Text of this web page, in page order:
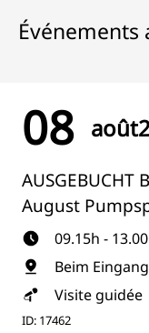
Événements
08 août
August
09.15h -
Beim
Visite guidée
ID: 17462